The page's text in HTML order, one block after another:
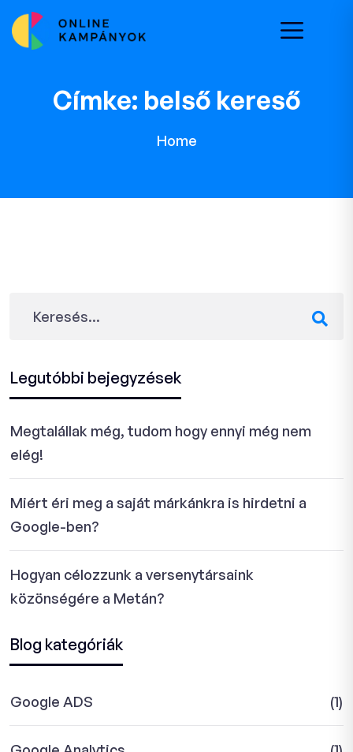
Címke: belső kereső
Home
Legutóbbi bejegyzések
Megtalállak még, tudom hogy ennyi még nem
elég!
Miért éri meg a saját márkánkra is hirdetni a
Google-ben?
Hogyan célozzunk a versenytársaink
közönségére a Metán?
Blog kategóriák
Google ADS (1)